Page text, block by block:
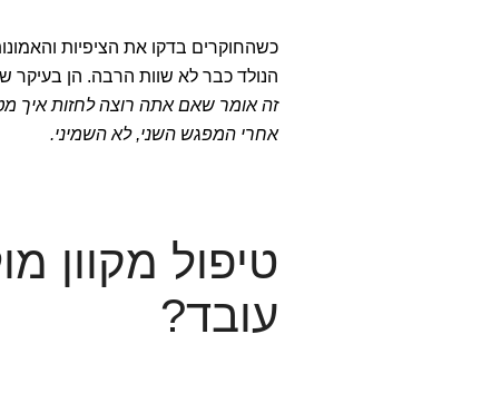
כשהחוקרים בדקו את הציפיות
הנולד כבר לא שוות הרבה. הן בעיקר
זה אומר שאם אתה רוצה לחזות איך
אחרי המפגש השני, לא השמיני.
טיפול מקוון
עובד?